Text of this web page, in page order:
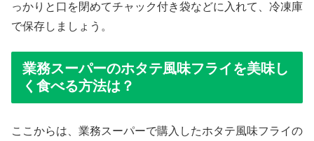
っかりと口を閉めてチャック付き袋などに入れて、冷凍庫
で保存しましょう。
業務スーパーのホタテ風味フライを美味し
く食べる方法は？
ここからは、業務スーパーで購入したホタテ風味フライの